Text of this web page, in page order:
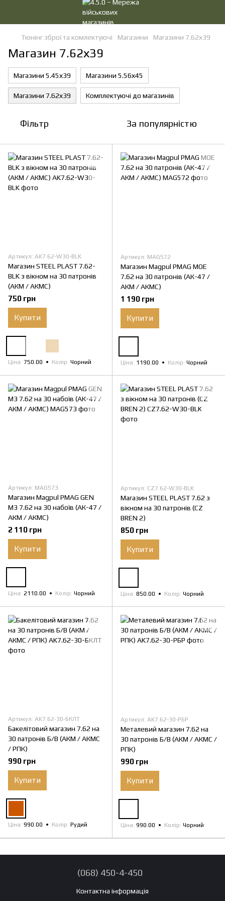
Тюнінг зброї та комлектуючі Магазини Магазини 7.62х39
Магазин 7.62х39
Магазини 5.45х39 Магазини 5.56х45
Магазини 7.62х39 Комплектуючі до магазинів
Фільтр За популярністю
Артикул: AK7.62-W30-BLK
Магазин STEEL PLAST 7.62-
BLK з вікном на 30 патронів
(АКМ / АКМС)
750 грн
Купити
Ціна 750.00 Колір Чорний
Артикул: MAG572
Магазин Magpul PMAG MOE
7.62 на 30 патронів (АК-47 /
АКМ / АКМС)
1 190 грн
Купити
Ціна 1190.00 Колір Чорний
Артикул: MAG573
Магазин Magpul PMAG GEN
M3 7.62 на 30 набоїв (АК-47 /
АКМ / АКМС)
2 110 грн
Купити
Ціна 2110.00 Колір Чорний
Артикул: CZ7.62-W30-BLK
Магазин STEEL PLAST 7.62 з
вікном на 30 патронів (CZ
BREN 2)
850 грн
Купити
Ціна 850.00 Колір Чорний
Артикул: AK7.62-30-БКЛТ
Бакелітовий магазин 7.62 на
30 патронів Б/В (АКМ / АКМС
/ РПК)
990 грн
Купити
Ціна 990.00 Колір Рудий
Артикул: AK7.62-30-РБР
Металевий магазин 7.62 на
30 патронів Б/В (АКМ / АКМС /
РПК)
990 грн
Купити
Ціна 990.00 Колір Чорний
(068) 450-4-450
Контактна інформація